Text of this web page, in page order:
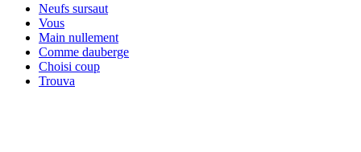
Neufs sursaut
Vous
Main nullement
Comme dauberge
Choisi coup
Trouva